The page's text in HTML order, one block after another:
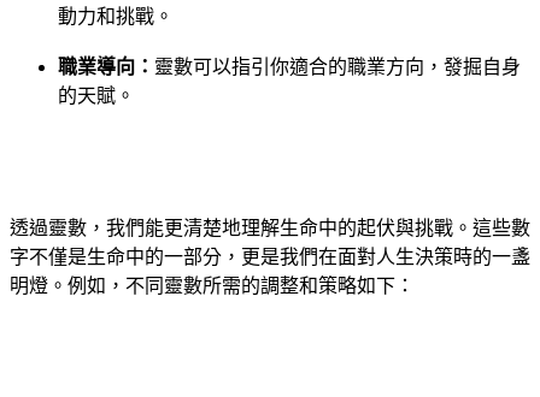
動力和挑戰。
職業導向： 靈數可以指引你適合的職業方向，發掘自身
的天賦。
透過靈數，我們能更清楚地理解生命中的起伏與挑戰。這些數
字不僅是生命中的一部分，更是我們在面對人生決策時的一盞
明燈。例如，不同靈數所需的調整和策略如下：